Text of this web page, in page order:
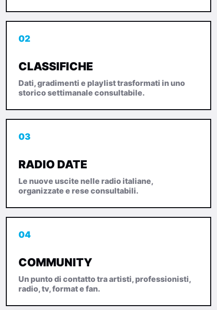
02
CLASSIFICHE
Dati, gradimenti e playlist trasformati in uno
storico settimanale consultabile.
03
RADIO DATE
Le nuove uscite nelle radio italiane,
organizzate e rese consultabili.
04
COMMUNITY
Un punto di contatto tra artisti, professionisti,
radio, tv, format e fan.